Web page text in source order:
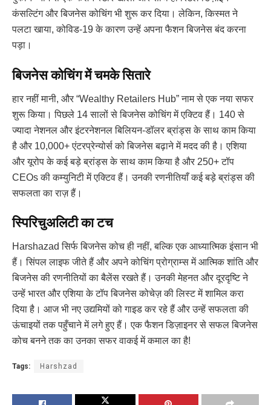
कंसल्टिंग और बिजनेस कोचिंग भी शुरू कर दिया। लेकिन, किस्मत ने
पलटा खाया, कोविड-19 के कारण उन्हें अपना फैशन बिजनेस बंद करना
पड़ा।
बिजनेस कोचिंग में चमके सितारे
हार नहीं मानी, और “Wealthy Retailers Hub” नाम से एक नया सफर
शुरू किया। पिछले 14 सालों से बिजनेस कोचिंग में एक्टिव हैं। 140 से
ज्यादा नेशनल और इंटरनेशनल बिलियन-डॉलर ब्रांड्स के साथ काम किया
है और 10,000+ एंटरप्रेन्योर्स को बिजनेस बढ़ाने में मदद की है। एशिया
और यूरोप के कई बड़े ब्रांड्स के साथ काम किया है और 250+ टॉप
CEOs की कम्युनिटी में एक्टिव हैं। उनकी रणनीतियाँ कई बड़े ब्रांड्स की
सफलता का राज़ हैं।
स्पिरिचुअलिटी का टच
Harshazad सिर्फ बिजनेस कोच ही नहीं, बल्कि एक आध्यात्मिक इंसान भी
हैं। सिंपल लाइफ जीते हैं और अपने कोचिंग प्रोग्राम्स में आत्मिक शांति और
बिजनेस की रणनीतियों का बैलेंस रखते हैं। उनकी मेहनत और दूरदृष्टि ने
उन्हें भारत और एशिया के टॉप बिजनेस कोचेज़ की लिस्ट में शामिल करा
दिया है। आज भी नए उद्यमियों को गाइड कर रहे हैं और उन्हें सफलता की
ऊंचाइयों तक पहुँचाने में लगे हुए हैं। एक फैशन डिज़ाइनर से सफल बिजनेस
कोच बनने तक का उनका सफर वाकई में कमाल का है!
Tags: Harshzad